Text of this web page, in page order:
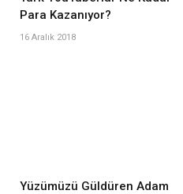
Para Kazanıyor?
16 Aralık 2018
Yüzümüzü Güldüren Adam